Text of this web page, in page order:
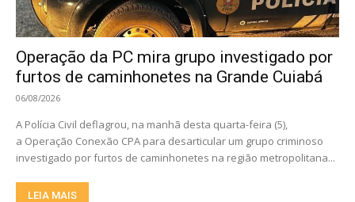
Operação da PC mira grupo investigado por
furtos de caminhonetes na Grande Cuiabá
06/08/2026
A Polícia Civil deflagrou, na manhã desta quarta-feira (5),
a Operação Conexão CPA para desarticular um grupo criminoso
investigado por furtos de caminhonetes na região metropolitana...
LEIA MAIS